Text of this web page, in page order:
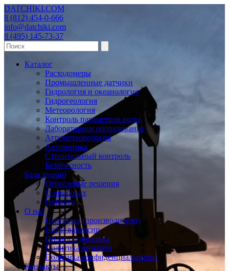
DATCHIKI.COM
8 (812) 454-0-666
info@datchiki.com
8 (495) 145-73-37
Каталог
Расходомеры
Промышленные датчики
Гидрология и океанология
Гидрогеология
Метеорология
Контроль параметров воды
Лабораторное оборудование
Агрометеорология
Автоматика
Строительный контроль
Безопасность
База знаний
Отраслевые решения
О приборах
Новости
О нас
Партнеры (производители)
Наши вакансии
Оплата и доставка
Политика возврата
Политика конфиденциальности
Контакты